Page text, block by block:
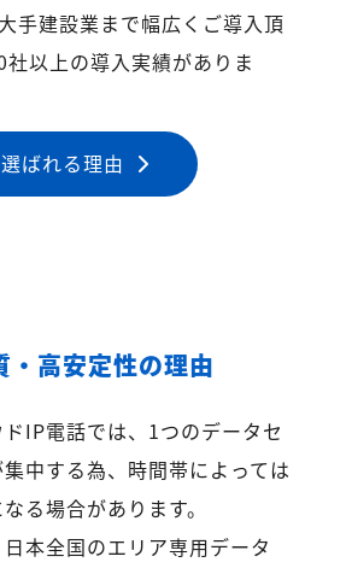
手建設業まで幅広くご導入頂
以上の導入実績がありま
選ばれる理由
・高安定性の理由
IP電話では、1つのデータセ
中する為、時間帯によっては
る場合があります。
本全国のエリア専用データ